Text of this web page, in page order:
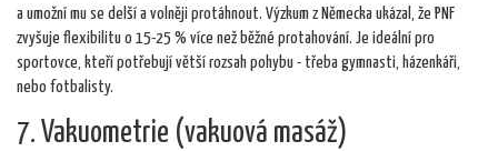
a umožní mu se delší a volněji protáhnout. Výzkum z Německa ukázal, že PNF
zvyšuje flexibilitu o 15-25 % více než běžné protahování. Je ideální pro
sportovce, kteří potřebují větší rozsah pohybu - třeba gymnasti, házenkáři,
nebo fotbalisty.
7. Vakuometrie (vakuová masáž)